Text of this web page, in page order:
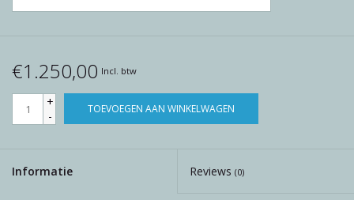
€1.250,00 Incl. btw
+
-
TOEVOEGEN AAN WINKELWAGEN
Informatie Reviews (0)